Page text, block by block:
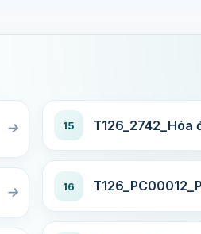
15 T126_2742_Hóa
16